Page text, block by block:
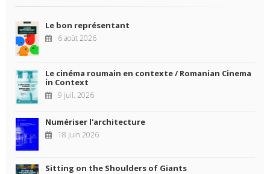
Le bon représentant
6 août 2026
Le cinéma roumain en contexte / Romanian Cinema
in Context
9 juil. 2026
Numériser l'architecture
18 juin 2026
Sitting on the Shoulders of Giants